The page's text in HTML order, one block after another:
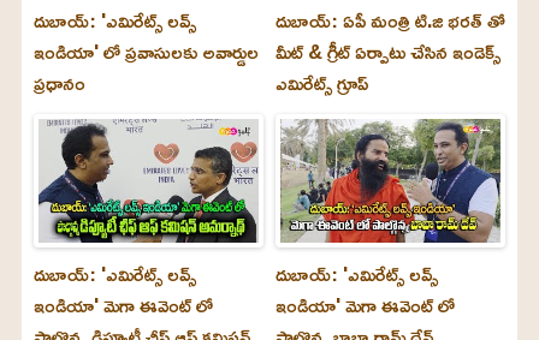
దుబాయ్: 'ఎమిరేట్స్ లవ్స్
ఇండియా' లో ప్రవాసులకు అవార్డుల
ప్రధానం
దుబాయ్: ఏపీ మంత్రి టి.జి భరత్ తో
మీట్ & గ్రీట్ ఏర్పాటు చేసిన ఇండెక్స్
ఎమిరేట్స్ గ్రూప్
దుబాయ్‌: 'ఎమిరేట్స్ లవ్స్
ఇండియా' మెగా ఈవెంట్ లో
దుబాయ్‌: 'ఎమిరేట్స్ లవ్స్
ఇండియా' మెగా ఈవెంట్ లో